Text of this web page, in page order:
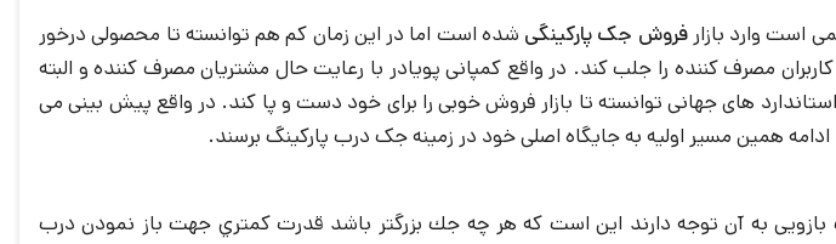
است وارد بازارفروش جک پارکینگی شده است اما در این زمان کم هم توانسته تا محصولی درخور
کاربران مصرف کننده را جلب کند. در واقع کمپانی پویادر با رعایت حال مشتریان مصرف کننده و البته
استاندارد های جهانی توانسته تا بازار فروش خوبی را برای خود دست و پا کند. در واقع پیش بینی می
ادامه همین مسیر اولیه به جایگاه اصلی خود در زمینه جک درب پارکینگ برسند.
بازویی به آن توجه دارند این است که هر چه جك بزرگتر باشد قدرت كمتري جهت باز نمودن درب